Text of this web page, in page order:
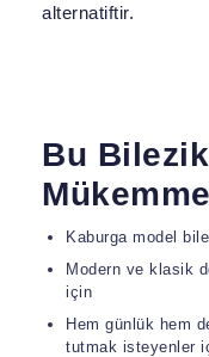
alternatiftir.
Bu
Kaburga model
Modern ve klasik
için
Hem günlük hem
tutmak isteyenler